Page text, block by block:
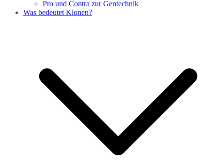
Pro und Contra zur Gentechnik
Was bedeutet Klonen?